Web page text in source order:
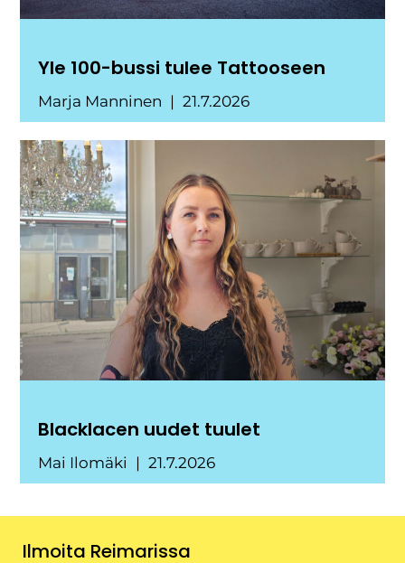
Yle 100-bussi tulee Tattooseen
Marja Manninen 21.7.2026
Blacklacen uudet tuulet
Mai Ilomäki 21.7.2026
Ilmoita Reimarissa